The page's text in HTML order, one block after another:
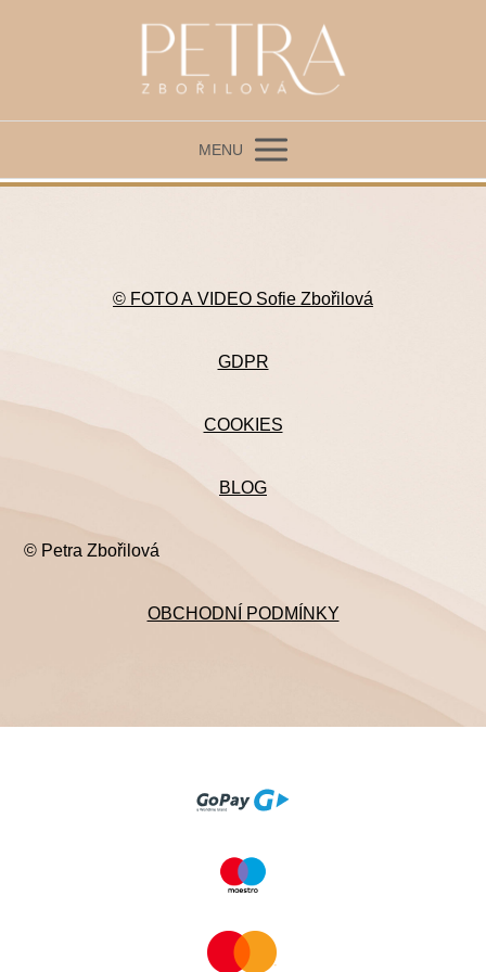
MENU
© FOTO A VIDEO Sofie Zbořilová
GDPR
COOKIES
BLOG
© Petra Zbořilová
OBCHODNÍ PODMÍNKY